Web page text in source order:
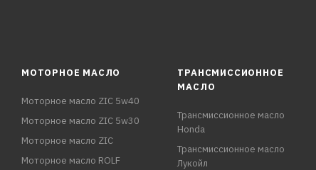
МОТОРНОЕ МАСЛО
Моторное масло ZIC 5w40
Моторное масло ZIC 5w30
Моторное масло ZIC
Моторное масло ROLF
ТРАНСМИССИОННОЕ
МАСЛО
Трансмиссионное масло
Honda
Трансмиссионное масло
Лукойл